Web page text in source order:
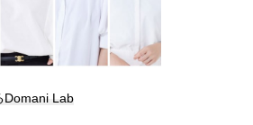
Domani Lab